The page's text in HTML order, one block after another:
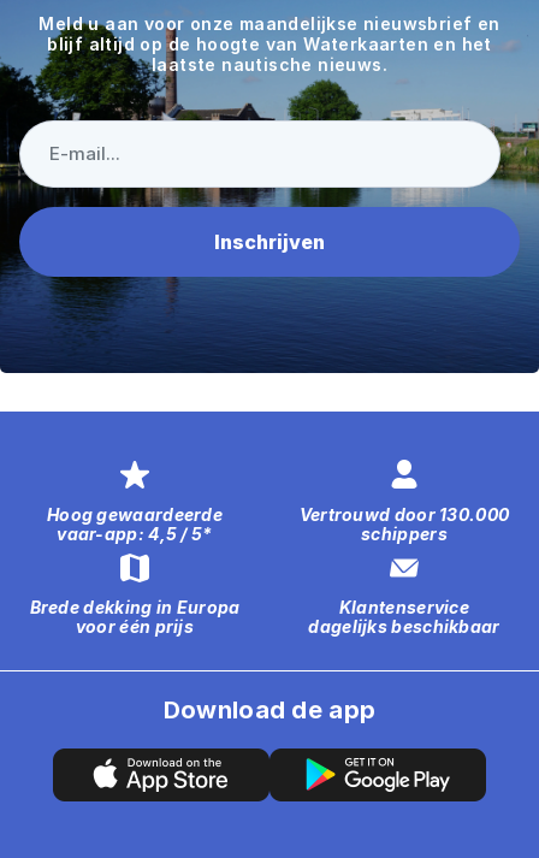
Meld u aan voor onze maandelijkse nieuwsbrief en
blijf altijd op de hoogte van Waterkaarten en het
laatste nautische nieuws.
Hoog gewaardeerde
vaar-app: 4,5 / 5*
Vertrouwd door 130.000
schippers
Brede dekking in Europa
voor één prijs
Klantenservice
dagelijks beschikbaar
Download de app